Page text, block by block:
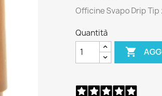
Officine Svapo Drip
Quantità
